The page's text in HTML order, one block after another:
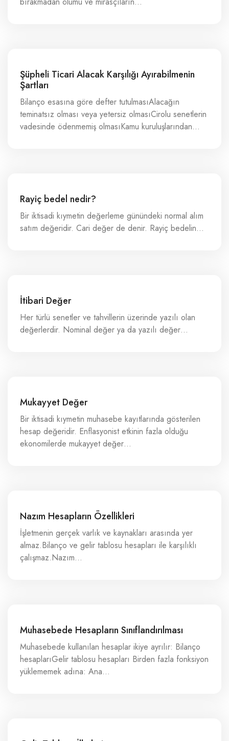
Şüpheli Ticari Alacak Karşılığı Ayırabilmenin
Şartları
Bilanço esasına göre defter tutulmasıAlacağın
teminatsız olması veya yetersiz olmasıCirolu senetlerin
vadesinde ödenmemiş olmasıKamu kuruluşlarından…
Rayiç bedel nedir?
Bir iktisadi kıymetin değerleme günündeki normal alım
satım değeridir. Cari değer de denir. Rayiç bedelin…
İtibari Değer
Her türlü senetler ve tahvillerin üzerinde yazılı olan
değerlerdir. Nominal değer ya da yazılı değer…
Mukayyet Değer
Bir iktisadi kıymetin muhasebe kayıtlarında gösterilen
hesap değeridir. Enflasyonist etkinin fazla olduğu
ekonomilerde mukayyet değer…
Nazım Hesapların Özellikleri
İşletmenin gerçek varlık ve kaynakları arasında yer
almaz.Bilanço ve gelir tablosu hesapları ile karşılıklı
çalışmaz.Nazım…
Muhasebede Hesapların Sınıflandırılması
Muhasebede kullanılan hesaplar ikiye ayrılır: Bilanço
hesaplarıGelir tablosu hesapları Birden fazla fonksiyon
yüklememek adına: Ana…